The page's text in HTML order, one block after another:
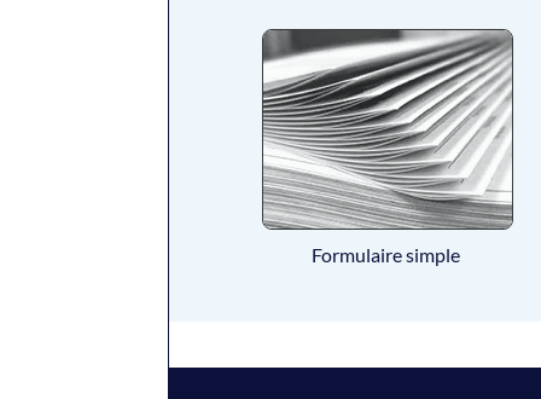
Formulaire simple